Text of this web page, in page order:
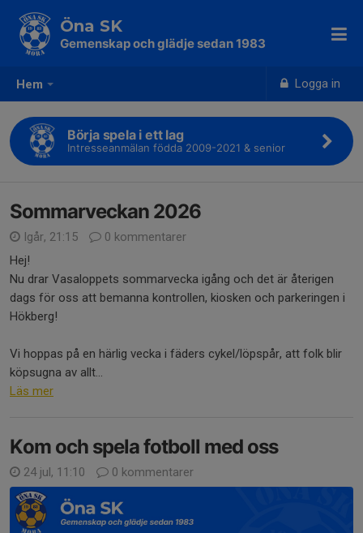
Hem Logga in
Öna SK
Gemenskap och glädje sedan 1983
Börja spela i ett lag
Intresseanmälan födda 2009-2021 & senior
Sommarveckan 2026
Igår, 21:15
0 kommentarer
Hej!
Nu drar Vasaloppets sommarvecka igång och det är återigen
dags för oss att bemanna kontrollen, kiosken och parkeringen i
Hökberg!
Vi hoppas på en härlig vecka i fäders cykel/löpspår, att folk blir
köpsugna av allt...
Läs mer
Kom och spela fotboll med oss
24 jul, 11:10 0 kommentarer